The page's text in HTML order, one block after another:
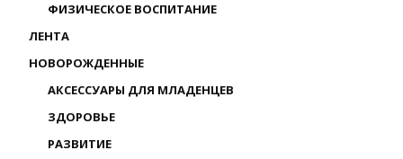
ФИЗИЧЕСКОЕ ВОСПИТАНИЕ
ЛЕНТА
НОВОРОЖДЕННЫЕ
АКСЕССУАРЫ ДЛЯ МЛАДЕНЦЕВ
ЗДОРОВЬЕ
РАЗВИТИЕ